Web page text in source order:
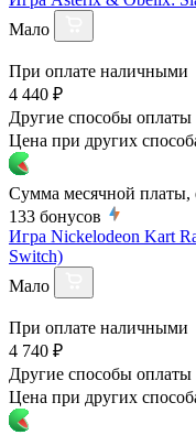
Мало
При оплате наличными
4 440 ₽
Другие способы оплаты
Цена при других
Сумма месячной платы,
133 бонусов
Игра Nickelodeon Kart
Switch)
Мало
При оплате наличными
4 740 ₽
Другие способы оплаты
Цена при других